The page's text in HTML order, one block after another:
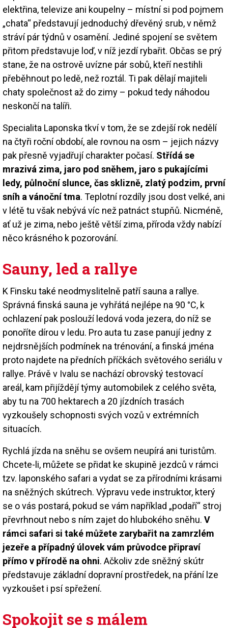
elektřina, televize ani koupelny – místní si pod pojmem
„chata“ představují jednoduchý dřevěný srub, v němž
stráví pár týdnů v osamění. Jediné spojení se světem
přitom představuje loď, v níž jezdí rybařit. Občas se prý
stane, že na ostrově uvízne pár sobů, kteří nestihli
přeběhnout po ledě, než roztál. Ti pak dělají majiteli
chaty společnost až do zimy – pokud tedy náhodou
neskončí na talíři.
Specialita Laponska tkví v tom, že se zdejší rok nedělí
na čtyři roční období, ale rovnou na osm – jejich názvy
pak přesně vyjadřují charakter počasí. Střídá se
mrazivá zima, jaro pod sněhem, jaro s pukajícími
ledy, půlnoční slunce, čas sklizně, zlatý podzim, první
sníh a vánoční tma. Teplotní rozdíly jsou dost velké, ani
v létě tu však nebývá víc než patnáct stupňů. Nicméně,
ať už je zima, nebo ještě větší zima, příroda vždy nabízí
něco krásného k pozorování.
Sauny, led a rallye
K Finsku také neodmyslitelně patří sauna a rallye.
Správná finská sauna je vyhřátá nejlépe na 90 °C, k
ochlazení pak poslouží ledová voda jezera, do níž se
ponoříte dírou v ledu. Pro auta tu zase panují jedny z
nejdrsnějších podmínek na trénování, a finská jména
proto najdete na předních příčkách světového seriálu v
rallye. Právě v Ivalu se nachází obrovský testovací
areál, kam přijíždějí týmy automobilek z celého světa,
aby tu na 700 hektarech a 20 jízdních trasách
vyzkoušely schopnosti svých vozů v extrémních
situacích.
Rychlá jízda na sněhu se ovšem neupírá ani turistům.
Chcete-li, můžete se přidat ke skupině jezdců v rámci
tzv. laponského safari a vydat se za přírodními krásami
na sněžných skútrech. Výpravu vede instruktor, který
se o vás postará, pokud se vám například „podaří“ stroj
převrhnout nebo s ním zajet do hlubokého sněhu. V
rámci safari si také můžete zarybařit na zamrzlém
jezeře a případný úlovek vám průvodce připraví
přímo v přírodě na ohni. Ačkoliv zde sněžný skútr
představuje základní dopravní prostředek, na přání lze
vyzkoušet i psí spřežení.
Spokojit se s málem